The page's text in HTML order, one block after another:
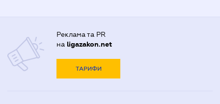
Реклама та PR
на ligazakon.net
ТАРИФИ